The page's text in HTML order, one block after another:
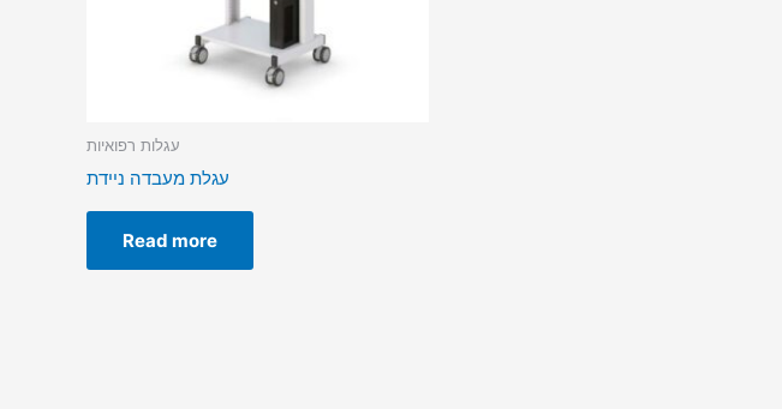
עגלות רפואיות
עגלת מעבדה ניידת
Read more